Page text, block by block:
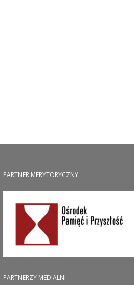
PARTNER MERYTORYCZNY
PARTNERZY MEDIALNI